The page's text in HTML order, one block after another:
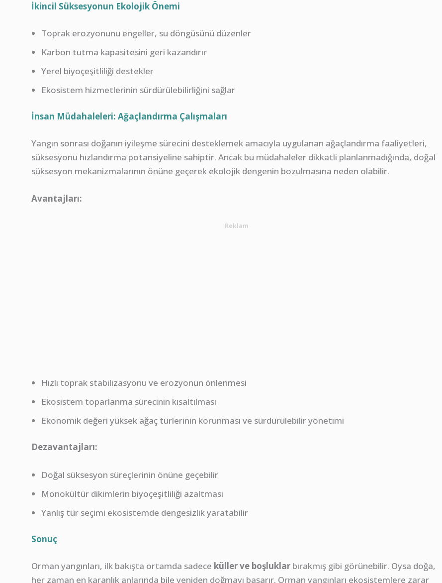
İkincil Süksesyonun Ekolojik Önemi
Toprak erozyonunu engeller, su döngüsünü düzenler
Karbon tutma kapasitesini geri kazandırır
Yerel biyoçeşitliliği destekler
Ekosistem hizmetlerinin sürdürülebilirliğini sağlar
İnsan Müdahaleleri: Ağaçlandırma Çalışmaları
Yangın sonrası doğanın iyileşme sürecini desteklemek amacıyla uygulanan ağaçlandırma faaliyetleri,
süksesyonu hızlandırma potansiyeline sahiptir. Ancak bu müdahaleler dikkatli planlanmadığında, doğal
süksesyon mekanizmalarının önüne geçerek ekolojik dengenin bozulmasına neden olabilir.
Avantajları:
Reklam
Hızlı toprak stabilizasyonu ve erozyonun önlenmesi
Ekosistem toparlanma sürecinin kısaltılması
Ekonomik değeri yüksek ağaç türlerinin korunması ve sürdürülebilir yönetimi
Dezavantajları:
Doğal süksesyon süreçlerinin önüne geçebilir
Monokültür dikimlerin biyoçeşitliliği azaltması
Yanlış tür seçimi ekosistemde dengesizlik yaratabilir
Sonuç
Orman yangınları, ilk bakışta ortamda sadece küller ve boşluklarbırakmış gibi görünebilir. Oysa doğa,
her zaman en karanlık anlarında bile yeniden doğmayı başarır. Orman yangınları ekosistemlere zarar